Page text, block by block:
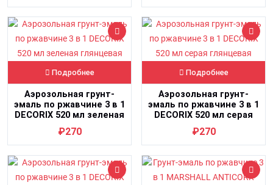
Подробнее
Аэрозольная грунт-
эмаль по ржавчине 3 в 1
DECORIX 520 мл зеленая
глянцевая
₽270
Подробнее
Аэрозольная грунт-
эмаль по ржавчине 3 в 1
DECORIX 520 мл серая
глянцевая
₽270